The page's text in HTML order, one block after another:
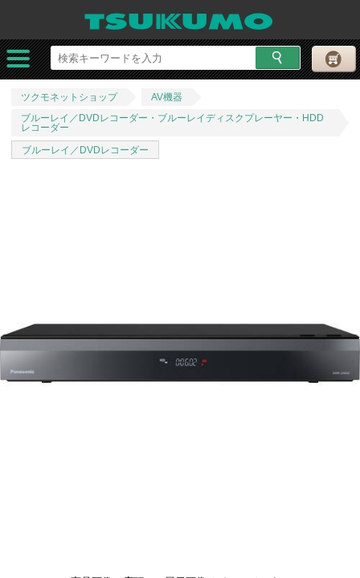
ツクモネットショップ
AV機器
ブルーレイ／DVDレコーダー・ブルーレイディスクプレーヤー・HDD
レコーダー
ブルーレイ／DVDレコーダー